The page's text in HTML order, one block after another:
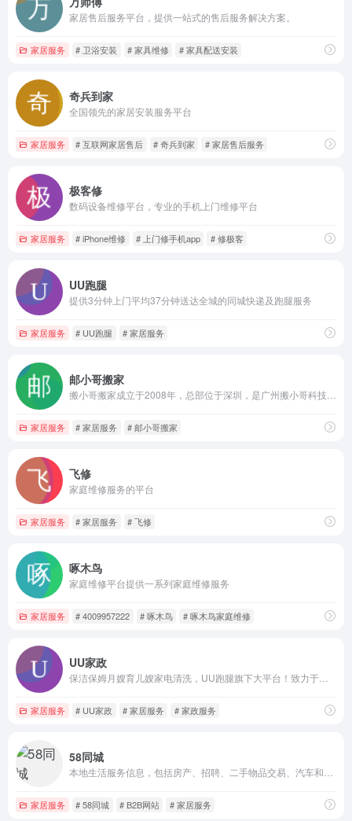
家居售后服务平台，提供一站式的售后服务解决方案。
家居服务 # 卫浴安装 # 家具维修 # 家具配送安装
奇兵到家
全国领先的家居安装服务平台
家居服务 # 互联网家居售后 # 奇兵到家 # 家居售后服务
极客修
数码设备维修平台，专业的手机上门维修平台
家居服务 # iPhone维修 # 上门修手机app # 修极客
UU跑腿
提供3分钟上门平均37分钟送达全城的同城快递及跑腿服务
家居服务 # UU跑腿 # 家居服务
邮小哥搬家
家居服务 # 家居服务 # 邮小哥搬家
飞修
家庭维修服务的平台
家居服务 # 家居服务 # 飞修
啄木鸟
家庭维修平台提供一系列家庭维修服务
家居服务 # 4009957222 # 啄木鸟 # 啄木鸟家庭维修
UU家政
家居服务 # UU家政 # 家居服务 # 家政服务
58同城
家居服务 # 58同城 # B2B网站 # 家居服务